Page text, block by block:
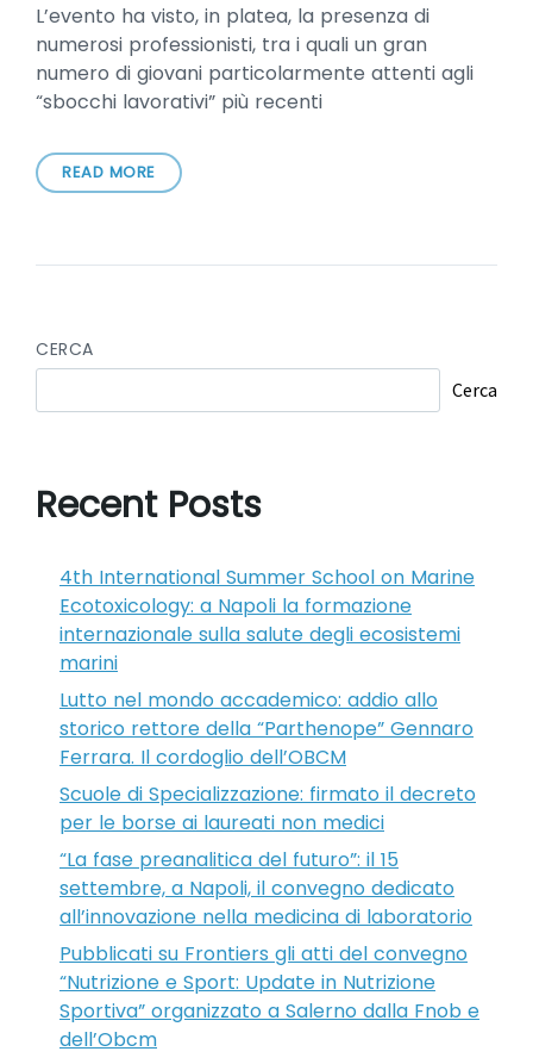
L’evento ha visto, in platea, la presenza di
numerosi professionisti, tra i quali un gran
numero di giovani particolarmente attenti agli
“sbocchi lavorativi” più recenti
READ MORE
CERCA
Cerca
Recent Posts
4th International Summer School on Marine
Ecotoxicology: a Napoli la formazione
internazionale sulla salute degli ecosistemi
marini
Lutto nel mondo accademico: addio allo
storico rettore della “Parthenope” Gennaro
Ferrara. Il cordoglio dell’OBCM
Scuole di Specializzazione: firmato il decreto
per le borse ai laureati non medici
“La fase preanalitica del futuro”: il 15
settembre, a Napoli, il convegno dedicato
all’innovazione nella medicina di laboratorio
Pubblicati su Frontiers gli atti del convegno
“Nutrizione e Sport: Update in Nutrizione
Sportiva” organizzato a Salerno dalla Fnob e
dell’Obcm